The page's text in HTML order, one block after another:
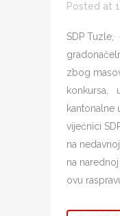
Posted at
SDP Tuzle,
zbog
konkursa,
kantonalne
vijećnici
na
na
ovu